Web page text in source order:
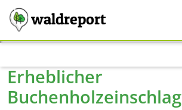
waldreport
Erheblicher
Buchenholzeinschlag